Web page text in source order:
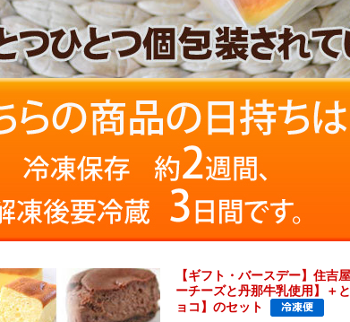
【ギフト・バースデー】住吉
ーチーズと丹那牛乳使用】＋
ョコ】のセット